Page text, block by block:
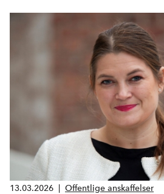
13.03.2026 Offentlige anskaffelser